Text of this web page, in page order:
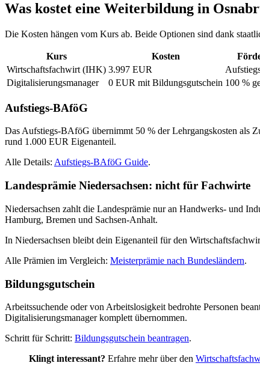
Was kostet eine Weiterbildung in
Die Kosten hängen vom Kurs ab. Beide Optionen sind dank
Kurs Kosten
Wirtschaftsfachwirt (IHK) 3.997 EUR
Digitalisierungsmanager
0 EUR mit Bildungsgutschein 100 %
Aufstiegs-BAföG
Das Aufstiegs-BAföG übernimmt 50 % der Lehrgangskosten als
rund 1.000 EUR Eigenanteil.
Alle Details: Aufstiegs-BAföG Guide.
Landesprämie Niedersachsen: nicht für Fachwirte
Niedersachsen zahlt die Landesprämie nur an Handwerks- und
Hamburg, Bremen und Sachsen-Anhalt.
In Niedersachsen bleibt dein Eigenanteil für den
Alle Prämien im Vergleich: Meisterprämie nach Bundesländern.
Bildungsgutschein
Arbeitssuchende oder von Arbeitslosigkeit bedrohte Personen
Digitalisierungsmanager komplett übernommen.
Schritt für Schritt: Bildungsgutschein beantragen.
Klingt interessant? Erfahre mehr über den